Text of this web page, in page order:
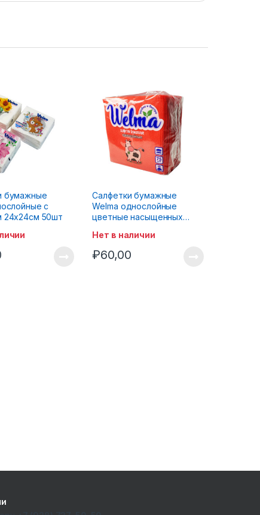
бумажные
с
24х24см 50шт
Салфетки бумажные
Welma однослойные
цветные насыщенных
Нет в наличии
₽60,00